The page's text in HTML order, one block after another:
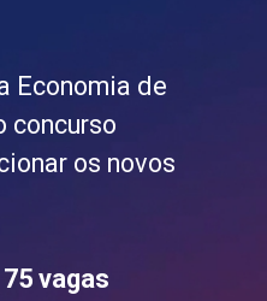
Economia de
concurso
os novos
75 vagas